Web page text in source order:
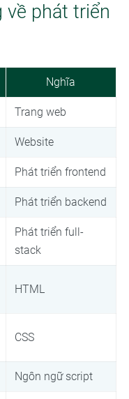
về phát triển
Nghĩa
Trang web
Website
Phát triển frontend
Phát triển backend
Phát triển full-
stack
HTML
CSS
Ngôn ngữ script